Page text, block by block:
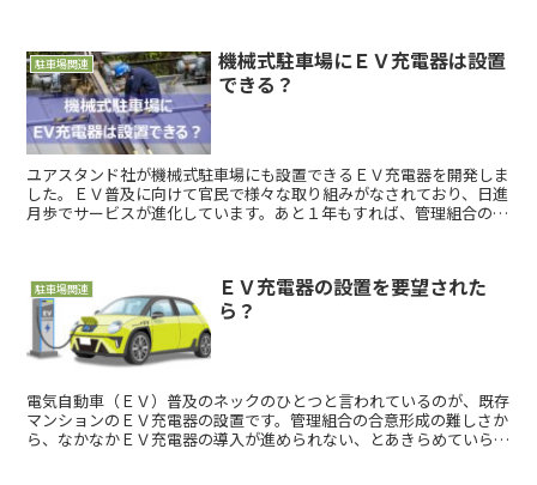
駐車場関連
機械式駐車場にＥＶ充電器は設置
できる？
ユアスタンド社が機械式駐車場にも設置できるＥＶ充電器を開発しま
した。ＥＶ普及に向けて官民で様々な取り組みがなされており、日進
月歩でサービスが進化しています。あと１年もすれば、管理組合の理
駐車場関連
ＥＶ充電器の設置を要望された
ら？
電気自動車（ＥＶ）普及のネックのひとつと言われているのが、既存
マンションのＥＶ充電器の設置です。管理組合の合意形成の難しさか
ら、なかなかＥＶ充電器の導入が進められない、とあきらめていらっ